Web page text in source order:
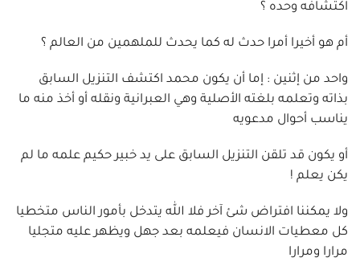
اكتشافه وحده ؟
أم هو أخيرا أمرا حدث له كما يحدث للملهمين من العالم ؟
واحد من إثنين : إما أن يكون محمد اكتشف التنزيل السابق
بذاته وتعلمه بلغته الأصلية وهي العبرانية ونقله أو أخذ منه ما
يناسب أحوال مدعويه
أو يكون قد تلقن التنزيل السابق على يد خبير حكيم علمه ما لم
يكن يعلم !
ولا يمكننا افتراض شئ آخر فلا الله يتدخل بأمور الناس متخطيا
كل معطيات الانسان فيعلمه بعد جهل ويظهر عليه متجليا
مرارا ومرارا